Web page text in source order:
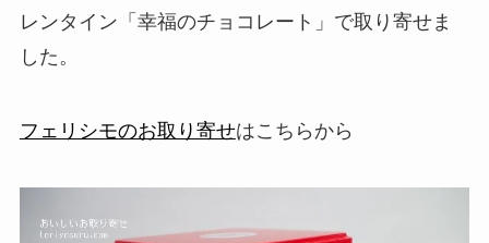
レンタイン「幸福のチョコレート」で取り寄せま
した。
フェリシモのお取り寄せはこちらから